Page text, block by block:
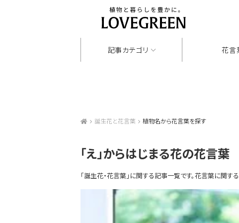
記事カテゴリ 花言
誕生花と花言葉 植物名から花言葉を探す
「え」からはじまる花の花言葉
「誕生花・花言葉」に関する記事一覧です。花言葉に関す